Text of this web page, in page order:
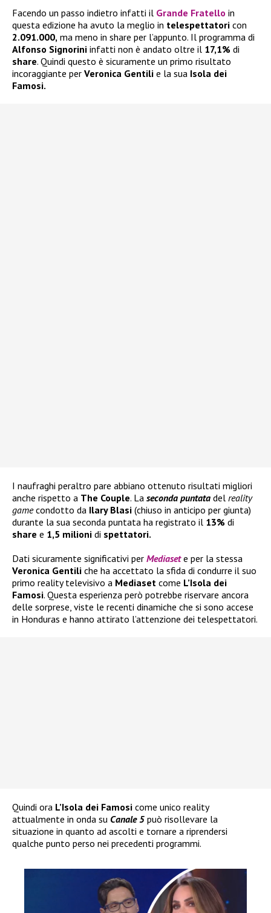
Facendo un passo indietro infatti il Grande Fratello in
questa edizione ha avuto la meglio in telespettatori con
2.091.000, ma meno in share per l’appunto. Il programma di
Alfonso Signorini infatti non è andato oltre il 17,1% di
share. Quindi questo è sicuramente un primo risultato
incoraggiante per Veronica Gentili e la sua Isola dei
Famosi.
I naufraghi peraltro pare abbiano ottenuto risultati migliori
anche rispetto a The Couple. La seconda puntata del reality
gamecondotto da Ilary Blasi (chiuso in anticipo per giunta)
durante la sua seconda puntata ha registrato il 13% di
share e 1,5 milioni di spettatori.
Dati sicuramente significativi per Mediasete per la stessa
Veronica Gentili che ha accettato la sfida di condurre il suo
primo reality televisivo a Mediaset come L’Isola dei
Famosi. Questa esperienza però potrebbe riservare ancora
delle sorprese, viste le recenti dinamiche che si sono accese
in Honduras e hanno attirato l’attenzione dei telespettatori.
Quindi ora L’Isola dei Famosi come unico reality
attualmente in onda su Canale 5 può risollevare la
situazione in quanto ad ascolti e tornare a riprendersi
qualche punto perso nei precedenti programmi.